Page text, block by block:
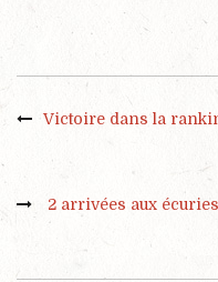
Victoire dans la
2 arrivées aux écuries